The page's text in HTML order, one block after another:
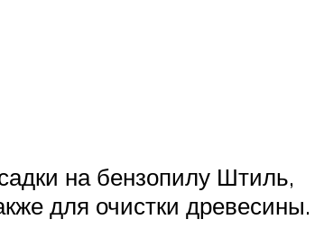
на бензопилу Штиль,
для очистки древесины.